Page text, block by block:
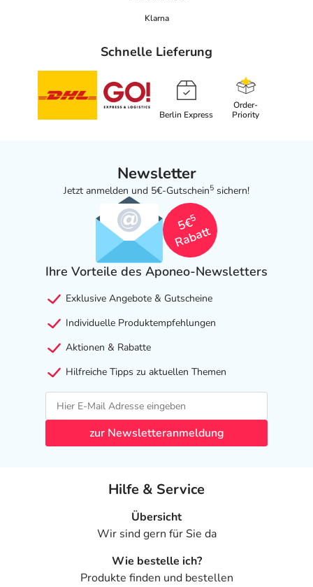
Klarna
Schnelle Lieferung
Berlin Express
Order-
Priority
Newsletter
Jetzt anmelden und 5€-Gutschein5 sichern!
5€
5
Rabatt
Ihre Vorteile des Aponeo-Newsletters
Exklusive Angebote & Gutscheine
Individuelle Produktempfehlungen
Aktionen & Rabatte
Hilfreiche Tipps zu aktuellen Themen
zur Newsletteranmeldung
Hilfe & Service
Übersicht
Wir sind gern für Sie da
Wie bestelle ich?
Produkte finden und bestellen